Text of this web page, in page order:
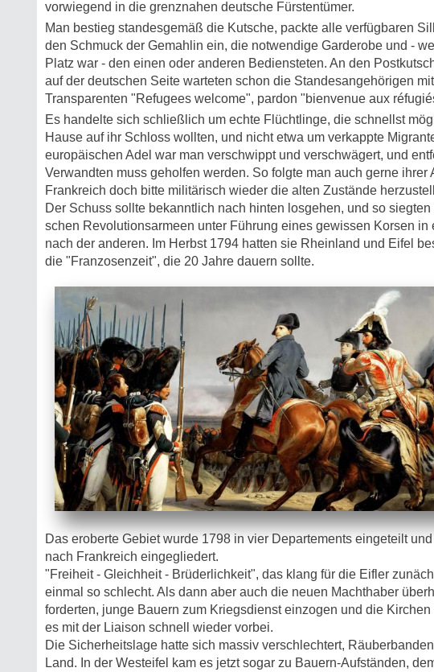
vorwiegend in die grenznahen deutsche Fürstentümer.
Man bestieg standesgemäß die Kutsche, packte alle verfügbaren
den Schmuck der Gemahlin ein, die notwendige Garderobe und -
Platz war - den einen oder anderen Bediensteten. An den
auf der deutschen Seite warteten schon die Standesangehörigen
Transparenten "Refugees welcome", pardon "bienvenue aux
Es handelte sich schließlich um echte Flüchtlinge, die schnellst
Hause auf ihr Schloss wollten, und nicht etwa um verkappte
europäischen Adel war man verschwippt und verschwägert, und
Verwandten muss geholfen werden. So folgte man auch gerne ihrer
Frank­reich doch bitte militärisch wieder die alten Zustände
Der Schuss sollte bekanntlich nach hinten losgehen, und so
schen Revolutionsarmeen unter Führung eines gewissen Korsen in
nach der anderen. Im Herbst 1794 hatten sie Rheinland und Eifel
die "Franzosenzeit", die 20 Jahre dauern sollte.
Das eroberte Gebiet wurde 1798 in vier Departements eingeteilt
nach Frankreich eingegliedert.
"Freiheit - Gleichheit - Brüderlichkeit", das klang für die Eifler
einmal so schlecht. Als dann aber auch die neuen Machthaber
forderten, junge Bauern zum Kriegsdienst einzogen und die
es mit der Liaison schnell wieder vorbei.
Die Sicherheitslage hatte sich massiv verschlechtert,
Land. In der Westeifel kam es jetzt sogar zu Bauern-Aufständen,